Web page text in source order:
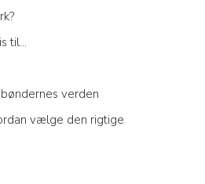
til...
verden
vælge den rigtige